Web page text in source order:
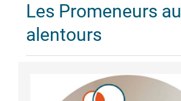
Les Promeneurs
alentours